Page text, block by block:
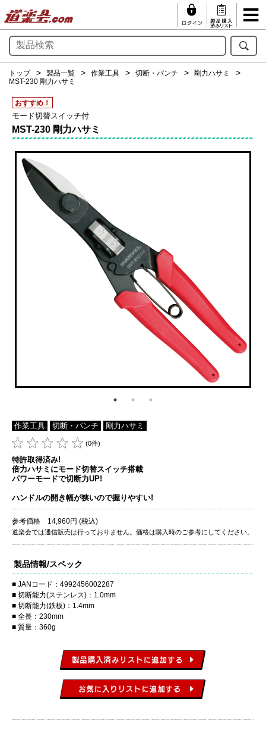
トップ 製品一覧 作業工具 切断・パンチ
剛力ハサミ
MST-230 剛力ハサミ
おすすめ！
モード切替スイッチ付
MST-230 剛力ハサミ
作業工具 切断・パンチ 剛力ハサミ
(0件)
特許取得済み!
倍力ハサミにモード切替スイッチ搭載
パワーモードで切断力UP!
ハンドルの開き幅が狭いので握りやすい!
参考価格 14,960円 (税込)
道楽会では通信販売は行っておりません。価格は購入時のご参考にしてください。
製品情報/スペック
JANコード：4992456002287
切断能力(ステンレス)：1.0mm
切断能力(鉄板)：1.4mm
全長：230mm
質量：360g